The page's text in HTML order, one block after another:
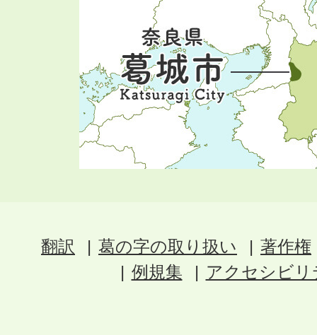
翻訳 葛の字の取り扱い
著作権
例規集
アクセシビ